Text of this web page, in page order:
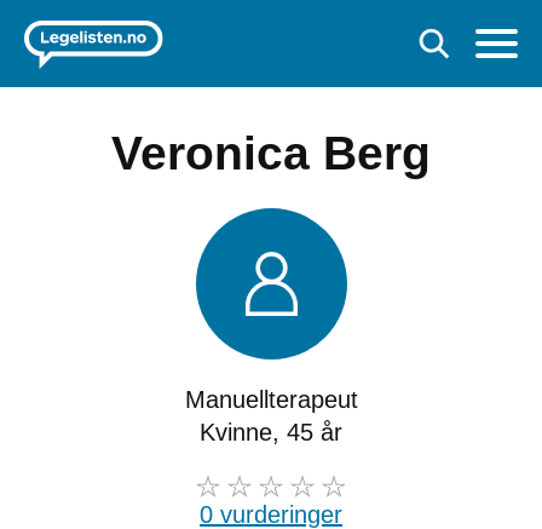
Veronica Berg
Manuellterapeut
Kvinne, 45 år
0 vurderinger